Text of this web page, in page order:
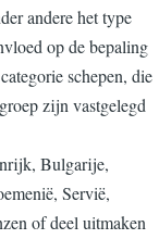
andere het type
op de bepaling
schepen, die
zijn vastgelegd
Bulgarije,
Servië,
of deel uitmaken